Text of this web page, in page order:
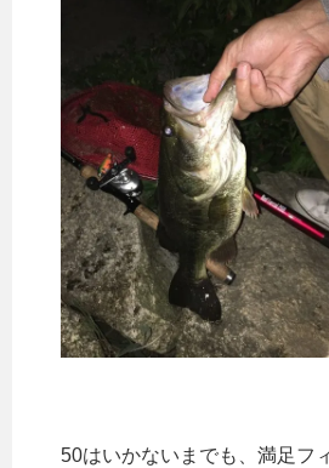
50はいかないまでも、満足フ